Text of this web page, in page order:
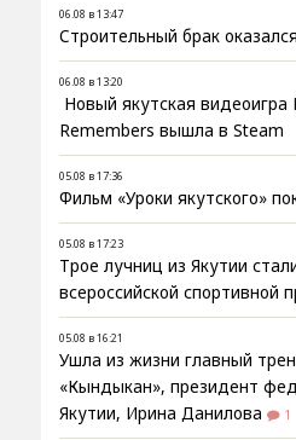
06.08 в 13:47
Строительный брак
06.08 в 13:20
Новый якутская видеоигра
Remembers вышла в Steam
05.08 в 17:36
Фильм «Уроки якутского»
05.08 в 17:23
Трое лучниц из Якутии
всероссийской спортивной
05.08 в 16:21
Ушла из жизни главный
«Кындыкан», президент
Якутии, Ирина Данилова
1